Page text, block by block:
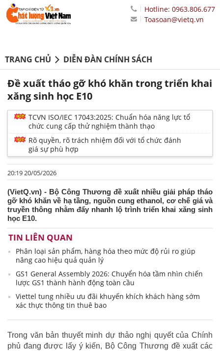
Hotline: 0963.806.677
Toasoan@vietq.vn
TRANG CHỦ DIỄN ĐÀN CHÍNH SÁCH
Đề xuất tháo gỡ khó khăn trong triển khai
xăng sinh học E10
TCVN ISO/IEC 17043:2025: Chuẩn hóa năng lực tổ
chức cung cấp thử nghiệm thành thạo
Rõ quyền, rõ trách nhiệm đối với tổ chức đánh
giá sự phù hợp
20:19 20/05/2026
(VietQ.vn) - Bộ Công Thương đề xuất nhiều giải pháp tháo
gỡ khó khăn về hạ tầng, nguồn cung ethanol, cơ chế giá và
truyền thông nhằm đẩy nhanh lộ trình triển khai xăng sinh
học E10.
TIN LIÊN QUAN
Phân loại sản phẩm, hàng hóa theo mức độ rủi ro giúp
nâng cao hiệu quả quản lý
GS1 General Assembly 2026: Chuyển hóa tầm nhìn chiến
lược GS1 thành hành động toàn cầu
Viettel tung nhiều ưu đãi khuyến khích khách hàng sớm
xác thực thông tin thuê bao
Trong văn bản thuyết minh dự thảo nghị quyết của Chính
phủ đang được lấy ý kiến, Bộ Công Thương đề xuất các